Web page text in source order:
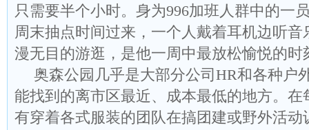
只需要半个小时。身为996加班人群中的一
周末抽点时间过来，一个人戴着耳机边听音
漫无目的游逛，是他一周中最放松愉悦的时
奥森公园几乎是大部分公司HR和各种户
能找到的离市区最近、成本最低的地方。在
有穿着各式服装的团队在搞团建或野外活动